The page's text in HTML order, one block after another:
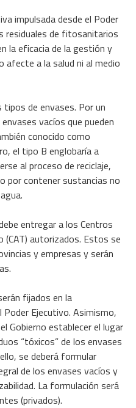
impulsada desde el Poder
residuales de fitosanitarios
la eficacia de la gestión y
a la salud ni al medio
de envases. Por un
vacíos que pueden
conocido como
el tipo B englobaría a
al proceso de reciclaje,
por contener sustancias no
entregar a los Centros
autorizados. Estos se
y empresas y serán
fijados en la
Ejecutivo. Asimismo,
Gobierno establecer el lugar
“tóxicos” de los envases
se deberá formular
de los envases vacíos y
La formulación será
(privados).